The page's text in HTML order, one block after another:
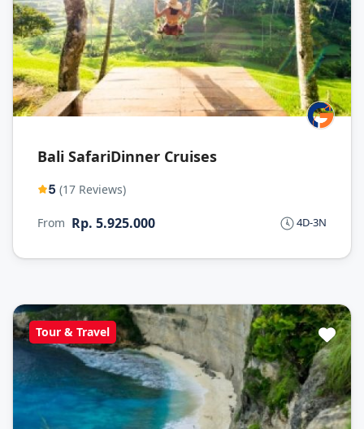
Bali SafariDinner Cruises
5 (17 Reviews)
4D-3N
From Rp. 5.925.000
Tour & Travel